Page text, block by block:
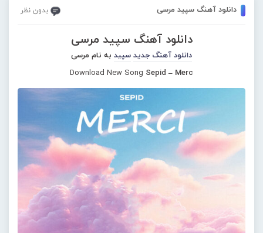
دانلود آهنگ سپید مرسی بدون نظر
دانلود آهنگ سپید مرسی
دانلود آهنگ جدید سپید به نام مرسی
Download New Song Sepid – Merc